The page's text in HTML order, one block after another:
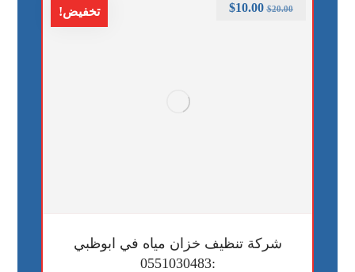
تخفيض!
شركة تنظيف خزان مياه في ابوظبي
:0551030483
$20.00
$10.00